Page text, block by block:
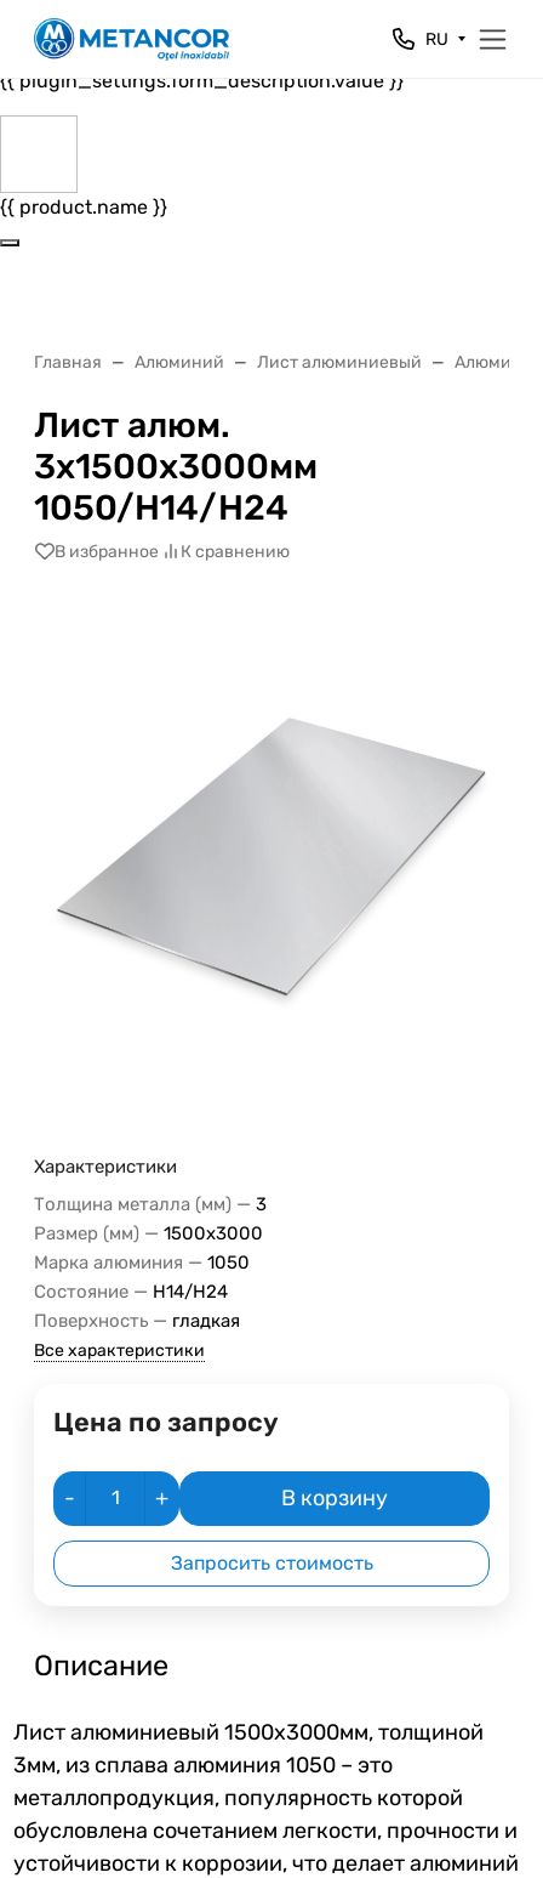
Close
{{ plugin_settings.form_header.value }}
{{ plugin_settings.form_description.value }}
{{ product.name }}
RU
Главная Алюминий Лист алюминиевый
Лист алюм.
3x1500x3000мм
1050/H14/H24
В избранное К сравнению
Характеристики
Толщина металла (мм) — 3
Размер (мм) — 1500х3000
Марка алюминия — 1050
Состояние — H14/Н24
Поверхность — гладкая
Все характеристики
Цена по запросу
- + В корзину
Запросить стоимость
Описание
Лист алюминиевый 1500х3000мм, толщиной
3мм, из сплава алюминия 1050 – это
металлопродукция, популярность которой
обусловлена сочетанием легкости, прочности и
устойчивости к коррозии, что делает алюминий